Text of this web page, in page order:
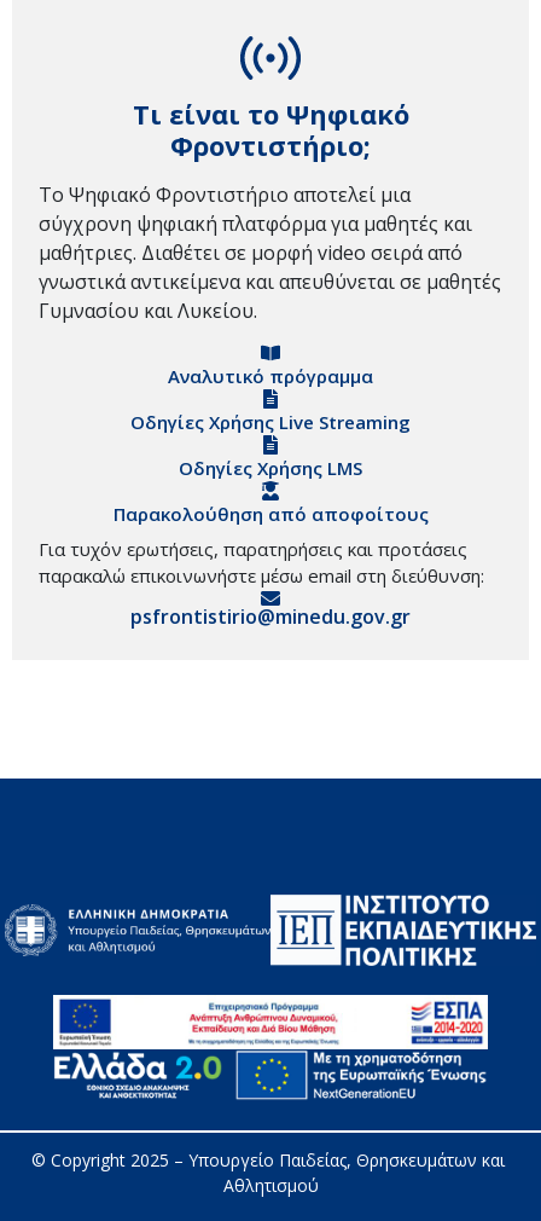
Τι είναι το Ψηφιακό
Φροντιστήριο;
Το Ψηφιακό Φροντιστήριο αποτελεί μια
σύγχρονη ψηφιακή πλατφόρμα για μαθητές και
μαθήτριες. Διαθέτει σε μορφή video σειρά από
γνωστικά αντικείμενα και απευθύνεται σε μαθητές
Γυμνασίου και Λυκείου.
Αναλυτικό πρόγραμμα
Οδηγίες Χρήσης Live Streaming
Οδηγίες Χρήσης LMS
Παρακολούθηση από αποφοίτους
Για τυχόν ερωτήσεις, παρατηρήσεις και προτάσεις
παρακαλώ επικοινωνήστε μέσω email στη διεύθυνση:
psfrontistirio@minedu.gov.gr
© Copyright 2025 – Υπουργείο Παιδείας, Θρησκευμάτων και
Αθλητισμού